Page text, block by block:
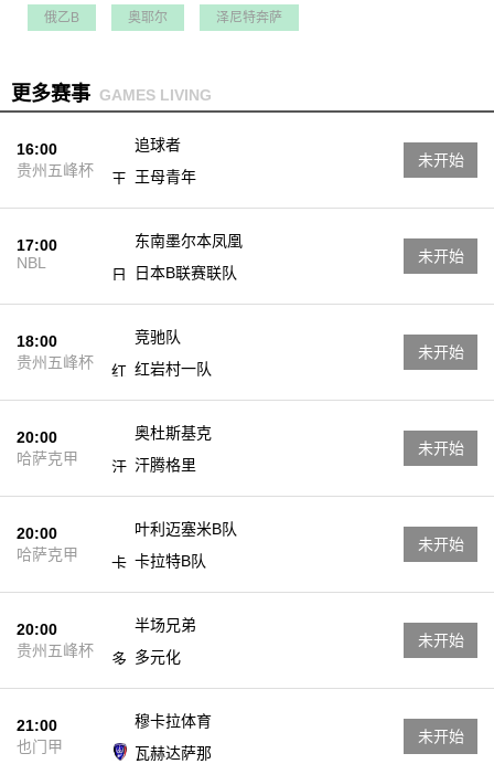
俄乙B 奥耶尔 泽尼特奔萨
更多赛事 GAMES LIVING
16:00
贵州五峰杯
追球者
王母青年
未开始
17:00
NBL
东南墨尔本凤凰
日本B联赛联队
未开始
18:00
贵州五峰杯
竞驰队
红岩村一队
未开始
20:00
哈萨克甲
奥杜斯基克
汗腾格里
未开始
20:00
哈萨克甲
叶利迈塞米B队
卡拉特B队
未开始
20:00
贵州五峰杯
半场兄弟
多元化
未开始
21:00
也门甲
穆卡拉体育
瓦赫达萨那
未开始